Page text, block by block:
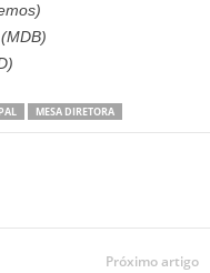
MESA DIRETORA
Próximo artigo